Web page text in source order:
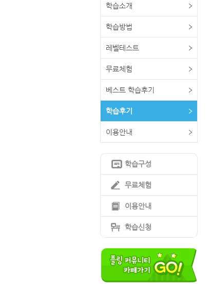
학습소개
학습방법
레벨테스트
무료체험
베스트 학습후기
학습후기
이용안내
학습구성
무료체험
이용안내
학습신청